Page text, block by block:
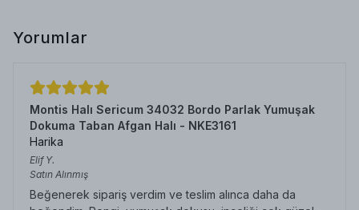
Yorumlar
Montis Halı Sericum 34032 Bordo Parlak Yumuşak
Dokuma Taban Afgan Halı - NKE3161
Harika
Elif Y.
Satın Alınmış
Beğenerek sipariş verdim ve teslim alınca daha da